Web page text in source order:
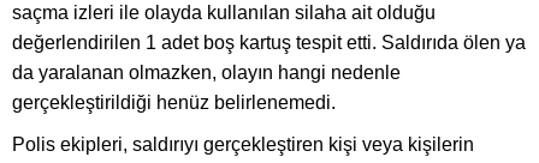
saçma izleri ile olayda kullanılan silaha ait olduğu
değerlendirilen 1 adet boş kartuş tespit etti. Saldırıda ölen ya
da yaralanan olmazken, olayın hangi nedenle
gerçekleştirildiği henüz belirlenemedi.
Polis ekipleri, saldırıyı gerçekleştiren kişi veya kişilerin